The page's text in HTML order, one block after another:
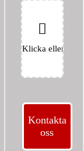
Kontakta
oss